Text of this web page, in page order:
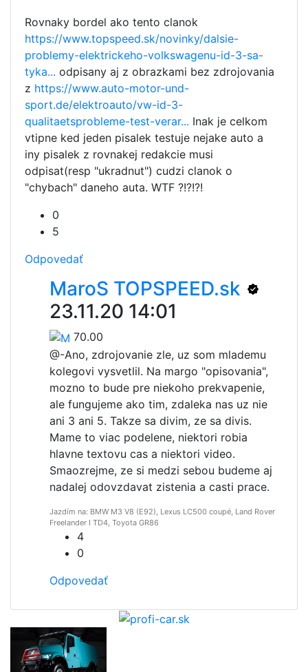
Rovnaky bordel ako tento clanok
https://www.topspeed.sk/novinky/dalsie-
problemy-elektrickeho-volkswagenu-id-3-sa-
tyka... odpisany aj z obrazkami bez zdrojovania
z https://www.auto-motor-und-
sport.de/elektroauto/vw-id-3-
qualitaetsprobleme-test-verar... Inak je celkom
vtipne ked jeden pisalek testuje nejake auto a
iny pisalek z rovnakej redakcie musi
odpisat(resp "ukradnut") cudzi clanok o
"chybach" daneho auta. WTF ?!?!?!
0
5
Odpovedať
MaroS TOPSPEED.sk
23.11.20 14:01
70.00
@-Ano, zdrojovanie zle, uz som mlademu
kolegovi vysvetlil. Na margo "opisovania",
mozno to bude pre niekoho prekvapenie,
ale fungujeme ako tim, zdaleka nas uz nie
ani 3 ani 5. Takze sa divim, ze sa divis.
Mame to viac podelene, niektori robia
hlavne textovu cas a niektori video.
Smaozrejme, ze si medzi sebou budeme aj
nadalej odovzdavat zistenia a casti prace.
Jazdím na: BMW M3 V8 (E92), Lexus LC500 coupé, Land Rover
Freelander I TD4, Toyota GR86
4
0
Odpovedať